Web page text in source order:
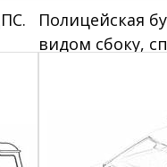
Полицейская
видом сбоку,